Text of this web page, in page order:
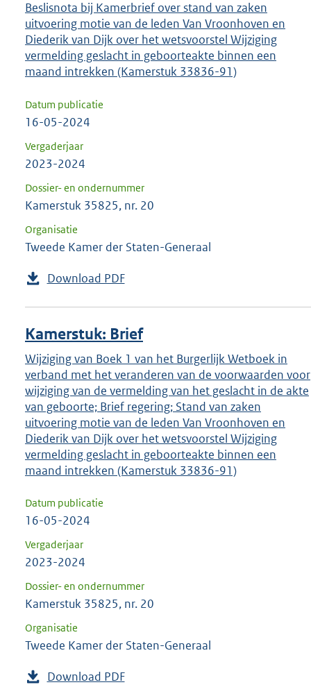
Beslisnota bij Kamerbrief over stand van zaken
uitvoering motie van de leden Van Vroonhoven en
Diederik van Dijk over het wetsvoorstel Wijziging
vermelding geslacht in geboorteakte binnen een
maand intrekken (Kamerstuk 33836-91)
Datum publicatie
16-05-2024
Vergaderjaar
2023-2024
Dossier- en ondernummer
Kamerstuk 35825, nr. 20
Organisatie
Tweede Kamer der Staten-Generaal
Download PDF
Kamerstuk: Brief
Wijziging van Boek 1 van het Burgerlijk Wetboek in
verband met het veranderen van de voorwaarden voor
wijziging van de vermelding van het geslacht in de akte
van geboorte; Brief regering; Stand van zaken
uitvoering motie van de leden Van Vroonhoven en
Diederik van Dijk over het wetsvoorstel Wijziging
vermelding geslacht in geboorteakte binnen een
maand intrekken (Kamerstuk 33836-91)
Datum publicatie
16-05-2024
Vergaderjaar
2023-2024
Dossier- en ondernummer
Kamerstuk 35825, nr. 20
Organisatie
Tweede Kamer der Staten-Generaal
Download PDF